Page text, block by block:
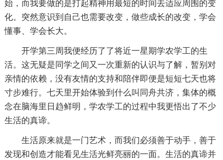
始，而我要做的是打起精神用最短的时间去适应周围的变
化。突然意识到自己也需要改变，做些成长的改变，学会
懂事、学会长大。
开学第三周我便经历了了将近一星期学农学工的生
活。这无疑是同学之间又一次重新的认识与了解，暂别对
亲情的依赖，没有友情的支持和陪伴即便是短短七天也将
寸步难行。七天里开始体验到什么叫同舟共济，集体的概
念在脑海里日趋鲜明，学农学工的过程中我更悟出了不少
生活的真谛。
生活原来就是一门艺术，而我们必须善于动手，善于
发现和创造才能看见生活光鲜亮丽的一面。生活的真谛并